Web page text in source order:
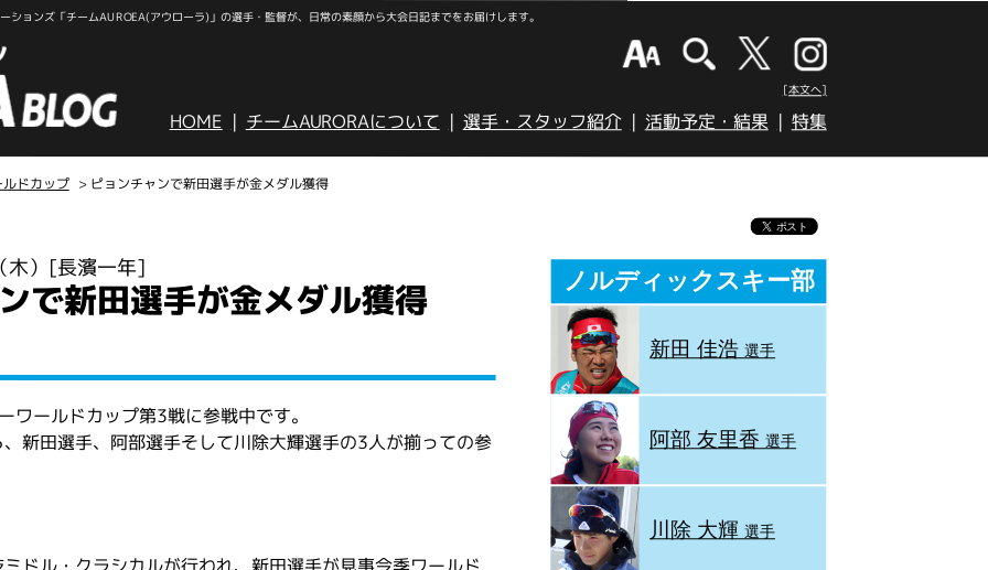
ョンズ「チームAUROEA(アウローラ)」の選手・監督が、日常の素顔から大会日記までをお届けします。
[本文へ]
HOME チームAURORAについて 選手・スタッフ紹介 活動予定・結果 特集
ドカップ > ピョンチャンで新田選手が金メダル獲得
） [長濱一年]
で新田選手が金メダル獲得
ールドカップ第3戦に参戦中です。
新田選手、阿部選手そして川除大輝選手の3人が揃っての参
ノルディックスキー部
新田 佳浩選手
阿部 友里香選手
川除 大輝選手